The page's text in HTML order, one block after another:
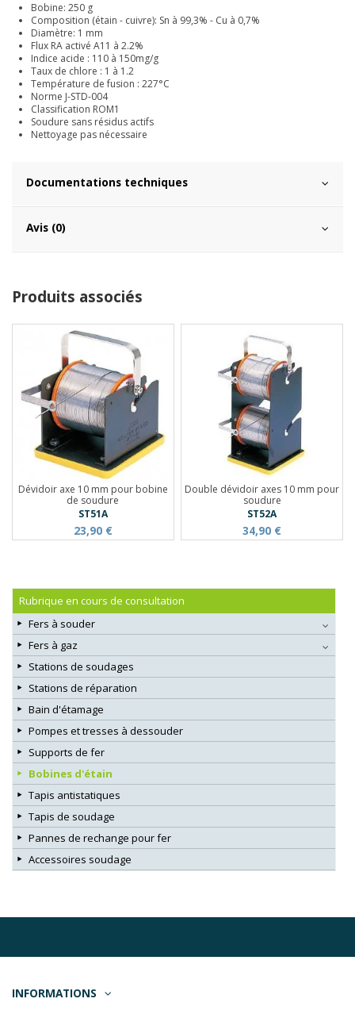
Bobine: 250 g
Composition (étain - cuivre): Sn à 99,3% - Cu à 0,7%
Diamètre: 1 mm
Flux RA activé A11 à 2.2%
Indice acide : 110 à 150mg/g
Taux de chlore : 1 à 1.2
Température de fusion : 227°C
Norme J-STD-004
Classification ROM1
Soudure sans résidus actifs
Nettoyage pas nécessaire
Documentations techniques
Avis (0)
Produits associés
Dévidoir axe 10 mm pour bobine
de soudure
ST51A
23,90 €
Double dévidoir axes 10 mm pour
soudure
ST52A
34,90 €
Rubrique en cours de consultation
Fers à souder
Fers à gaz
Stations de soudages
Stations de réparation
Bain d'étamage
Pompes et tresses à dessouder
Supports de fer
Bobines d'étain
Tapis antistatiques
Tapis de soudage
Pannes de rechange pour fer
Accessoires soudage
INFORMATIONS